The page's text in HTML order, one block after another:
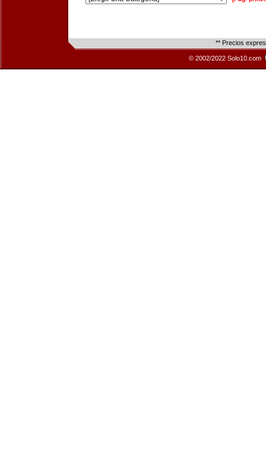
** Precios
© 2002/2022 Solo10.com